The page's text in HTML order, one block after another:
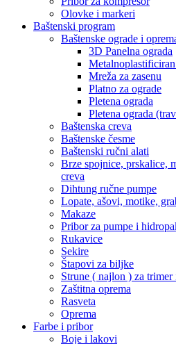
Olovke i markeri
Baštenski program
Baštenske ograde i
3D Panelna ograda
Mreža za zasenu
Platno za ograde
Pletena ograda
Pletena ograda
Baštenska creva
Baštenske česme
Baštenski ručni alati
Brze spojnice, prskalice,
creva
Dihtung ručne pumpe
Lopate, ašovi, motike,
Makaze
Pribor za pumpe i
Rukavice
Sekire
Štapovi za biljke
Strune ( najlon ) za trimer
Zaštitna oprema
Rasveta
Oprema
Farbe i pribor
Boje i lakovi